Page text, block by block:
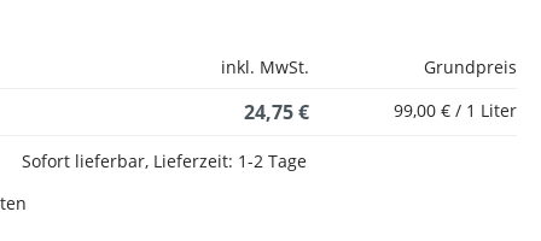
inkl. MwSt. Grundpreis
24,75 € 99,00 € / 1 Liter
Sofort lieferbar, Lieferzeit: 1-2 Tage